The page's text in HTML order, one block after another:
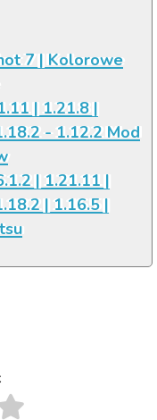
7 | Kolorowe
| 1.21.8 |
- 1.12.2 Mod
| 1.21.11 |
| 1.16.5 |